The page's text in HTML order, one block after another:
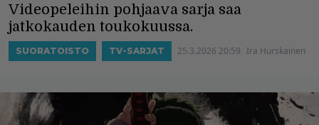
Videopeleihin pohjaava sarja saa
jatkokauden toukokuussa.
SUORATOISTO TV-SARJAT 25.3.2026 20:59 Ira Hurskainen